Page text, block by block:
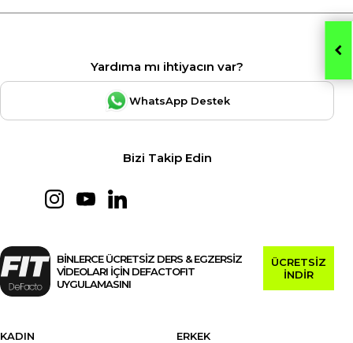
Yardıma mı ihtiyacın var?
WhatsApp Destek
Bizi Takip Edin
BİNLERCE ÜCRETSİZ DERS & EGZERSİZ
VİDEOLARI İÇİN DEFACTOFIT
UYGULAMASINI
ÜCRETSİZ
İNDİR
KADIN
ERKEK